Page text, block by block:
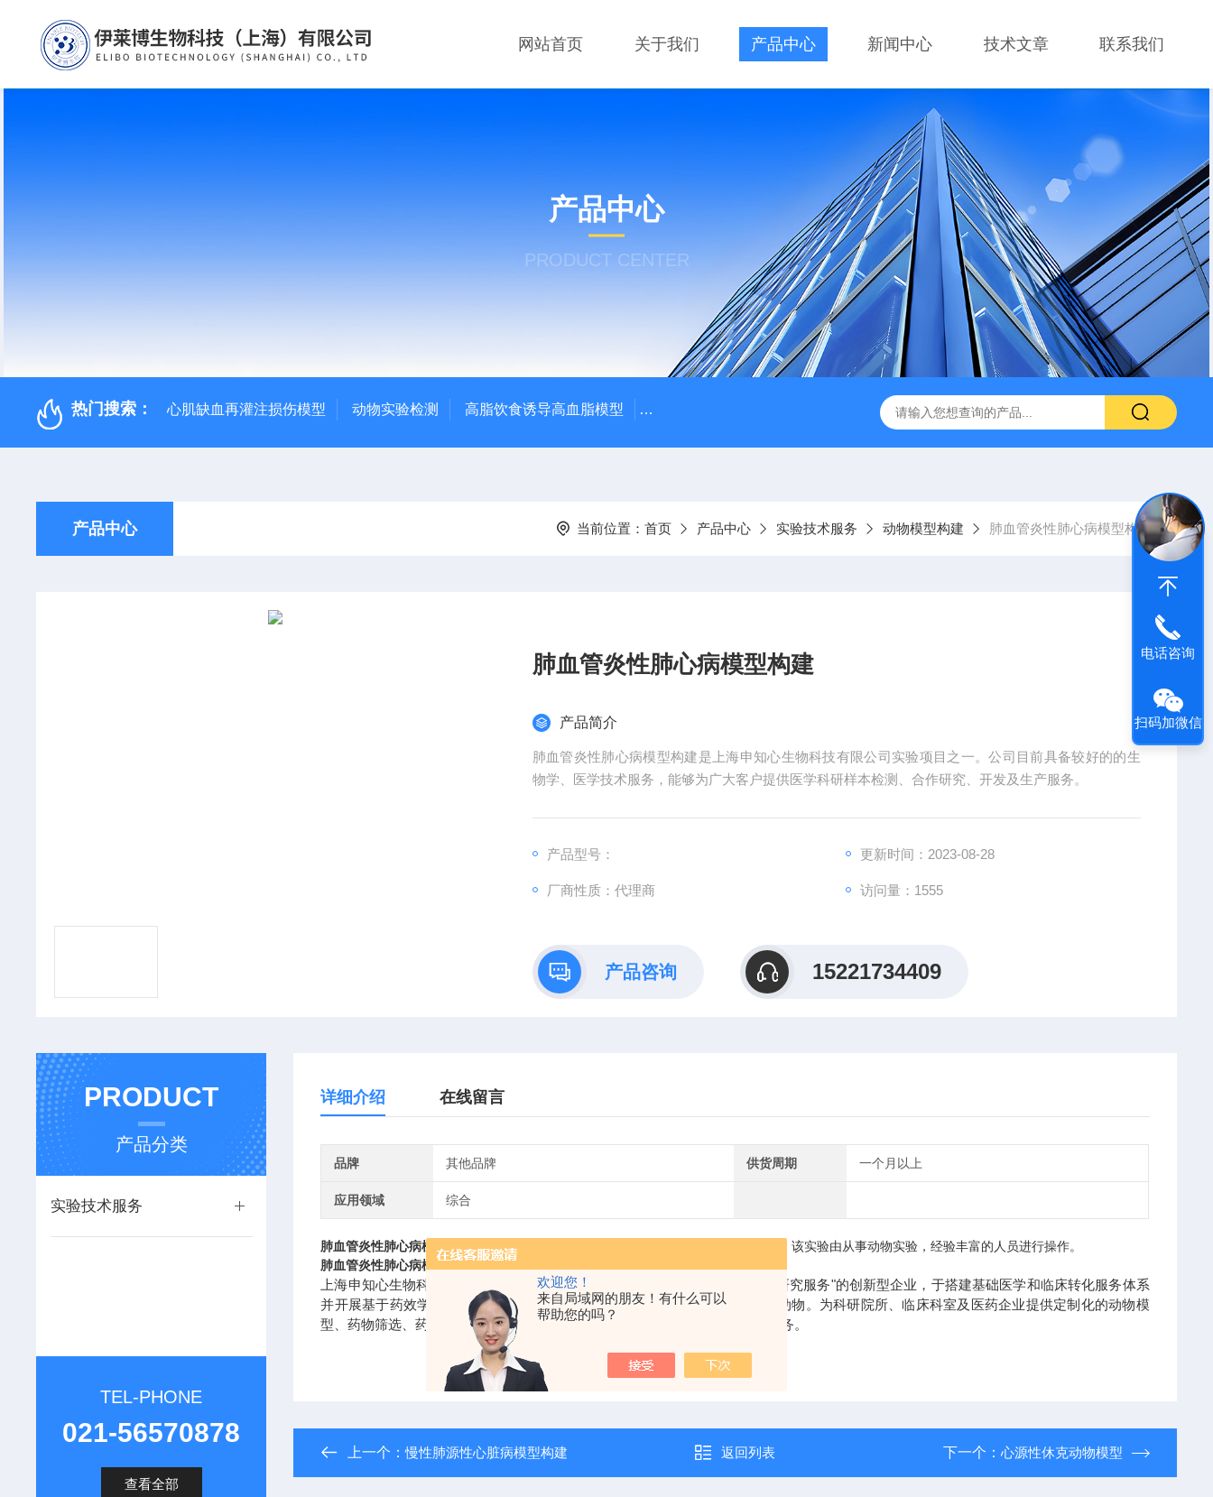
欢迎您！
来自局域网的朋友！有什么可以
帮助您的吗？
网站首页 关于我们 产品中心 新闻中心 技术文章 联系我们
产品中心
PRODUCT CENTER
热门搜索： 心肌缺血再灌注损伤模型 动物实验检测 高脂饮食诱导高血脂模型 高脂饮食诱导大鼠动脉粥样硬化模型 尾静脉注射诱导高血脂症模型 心肌缺血模型
产品中心 当前位置： 首页 产品中心 实验技术服务 动物模型构建 肺血管炎性肺心病模型构建
肺血管炎性肺心病模型构建
产品简介
肺血管炎性肺心病模型构建是上海申知心生物科技有限公司实验项目之一。公司目前具备较好的的生
物学、医学技术服务，能够为广大客户提供医学科研样本检测、合作研究、开发及生产服务。
产品型号： 更新时间：2023-08-28
厂商性质：代理商 访问量：1555
产品咨询 15221734409
PRODUCT
产品分类
实验技术服务
TEL-PHONE
021-56570878
查看全部
详细介绍 在线留言
品牌 其他品牌 供货周期 一个月以上
应用领域 综合
肺血管炎性肺心病模型构建是申知心实验组成之一， 作为常见实验，日常实验之一。该实验由从事动物实验，经验丰富的人员进行操作。
肺血管炎性肺心病模型构建
上海申知心生物科技有限公司是一家“提供、系统、高质量的心血管相关疾病研究服务"的创新型企业，于搭建基础医学和临床转化服务体系
并开展基于药效学评价的临床前CRO服务，提供各种成熟的心血管疾病模式动物。为科研院所、临床科室及医药企业提供定制化的动物模
型、药物筛选、药理药效评价、安全性评价、病理分析及分子生物学检测等服务。
上一个：慢性肺源性心脏病模型构建 返回列表 下一个： 心源性休克动物模型
电话咨询
扫码加微信